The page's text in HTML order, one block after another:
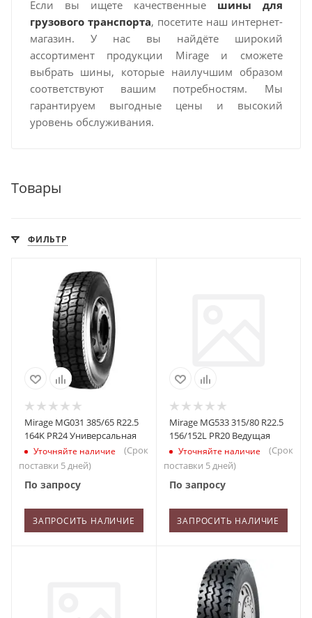
Если вы ищете качественные шины для
грузового транспорта, посетите наш интернет-
магазин. У нас вы найдёте широкий
ассортимент продукции Mirage и сможете
выбрать шины, которые наилучшим образом
соответствуют вашим потребностям. Мы
гарантируем выгодные цены и высокий
уровень обслуживания.
Товары
ФИЛЬТР
Mirage MG031 385/65 R22.5
164K PR24 Универсальная
Уточняйте наличие
(Срок
поставки 5 дней)
По запросу
ЗАПРОСИТЬ НАЛИЧИЕ
Mirage MG533 315/80 R22.5
156/152L PR20 Ведущая
Уточняйте наличие
(Срок
поставки 5 дней)
По запросу
ЗАПРОСИТЬ НАЛИЧИЕ